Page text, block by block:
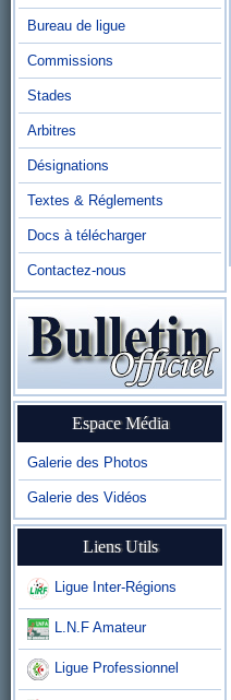
Bureau de ligue
Commissions
Stades
Arbitres
Désignations
Textes & Réglements
Docs à télécharger
Contactez-nous
Espace Média
Galerie des Photos
Galerie des Vidéos
Liens Utils
Ligue Inter-Régions
L.N.F Amateur
Ligue Professionnel